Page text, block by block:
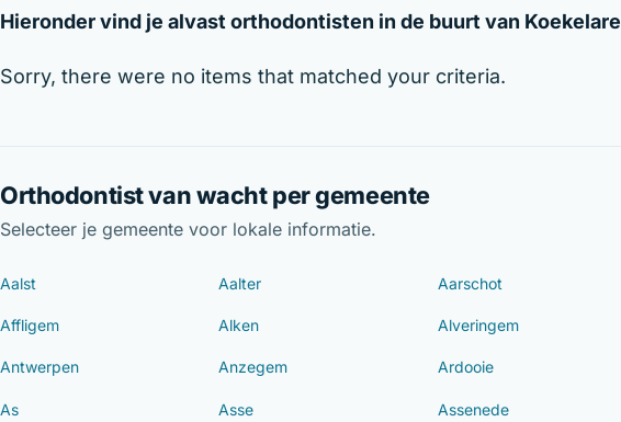
Hieronder vind je alvast orthodontisten in de buurt van Koekelare
Sorry, there were no items that matched your criteria.
Orthodontist van wacht per gemeente
Selecteer je gemeente voor lokale informatie.
Aalst Aalter Aarschot
Affligem Alken Alveringem
Antwerpen Anzegem Ardooie
As Asse Assenede